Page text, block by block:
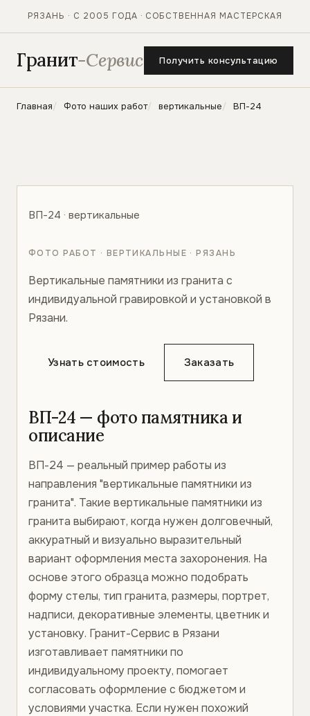
РЯЗАНЬ · С 2005 ГОДА · СОБСТВЕННАЯ МАСТЕРСКАЯ
Гранит-Сервис Получить консультацию
Главная Фото наших работ вертикальные ВП-24
ВП-24 · вертикальные
ФОТО РАБОТ · ВЕРТИКАЛЬНЫЕ · РЯЗАНЬ
Вертикальные памятники из гранита с
индивидуальной гравировкой и установкой в
Рязани.
Узнать стоимость Заказать
ВП-24 — фото памятника и
описание
ВП-24 — реальный пример работы из
направления "вертикальные памятники из
гранита". Такие вертикальные памятники из
гранита выбирают, когда нужен долговечный,
аккуратный и визуально выразительный
вариант оформления места захоронения. На
основе этого образца можно подобрать
форму стелы, тип гранита, размеры, портрет,
надписи, декоративные элементы, цветник и
установку. Гранит-Сервис в Рязани
изготавливает памятники по
индивидуальному проекту, помогает
согласовать оформление с бюджетом и
условиями участка. Если нужен похожий